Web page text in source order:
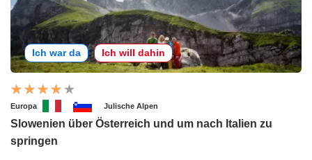
Ich war da Ich will dahin
Europa Julische Alpen
Slowenien über Österreich und um nach Italien zu
springen